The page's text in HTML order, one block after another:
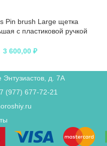
Pin brush Large щетка
с пластиковой ручкой
3 600,00 ₽
д. 7А
(977) 677-72-21